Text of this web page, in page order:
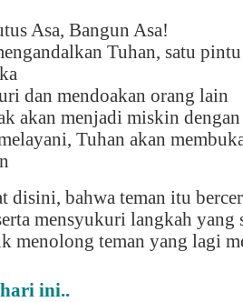
Asa, Bangun Asa!
Tuhan, satu
dan mendoakan orang lain
akan menjadi miskin
Tuhan akan
disini, bahwa teman itu
mensyukuri langkah yang
menolong teman yang lagi
ini..